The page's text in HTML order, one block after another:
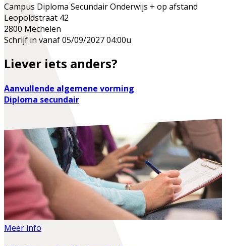
Campus Diploma Secundair Onderwijs + op afstand
Leopoldstraat 42
2800 Mechelen
Schrijf in vanaf 05/09/2027 04:00u
Liever iets anders?
Aanvullende algemene vorming
Diploma secundair
Meer info